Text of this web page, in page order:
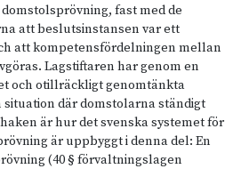
fast med de
att beslutsinstansen var ett
att kompetensfördelningen mellan
Lagstiftaren har genom en
och otillräckligt genomtänkta
där domstolarna ständigt
är hur det svenska systemet för
är uppbyggt i denna del: En
(40 § förvaltningslagen